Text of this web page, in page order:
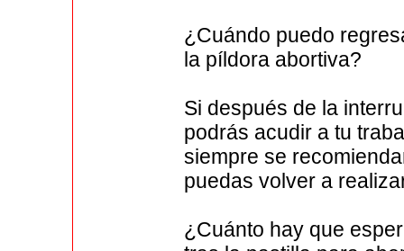
¿Cuándo puedo
la píldora abortiva?
Si después de la
podrás acudir a tu
siempre se
puedas volver a
¿Cuánto hay que